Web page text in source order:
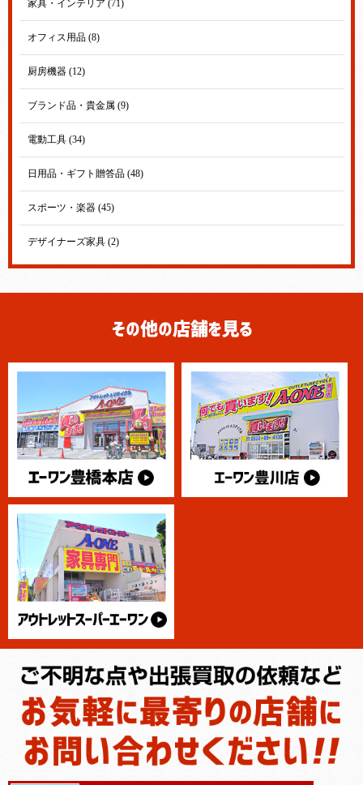
家具・インテリア (71)
オフィス用品 (8)
厨房機器 (12)
ブランド品・貴金属 (9)
電動工具 (34)
日用品・ギフト贈答品 (48)
スポーツ・楽器 (45)
デザイナーズ家具 (2)